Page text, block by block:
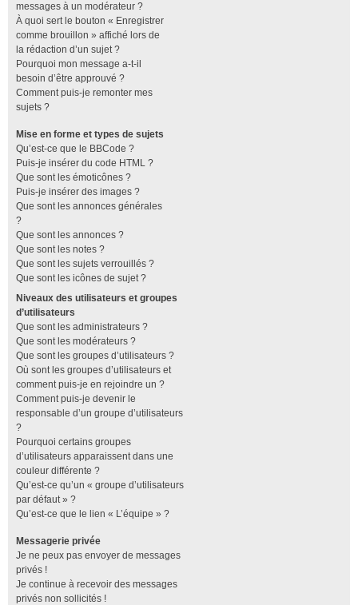
messages à un modérateur ?
À quoi sert le bouton « Enregistrer
comme brouillon » affiché lors de
la rédaction d’un sujet ?
Pourquoi mon message a-t-il
besoin d’être approuvé ?
Comment puis-je remonter mes
sujets ?
Mise en forme et types de sujets
Qu’est-ce que le BBCode ?
Puis-je insérer du code HTML ?
Que sont les émoticônes ?
Puis-je insérer des images ?
Que sont les annonces générales
?
Que sont les annonces ?
Que sont les notes ?
Que sont les sujets verrouillés ?
Que sont les icônes de sujet ?
Niveaux des utilisateurs et groupes
d’utilisateurs
Que sont les administrateurs ?
Que sont les modérateurs ?
Que sont les groupes d’utilisateurs ?
Où sont les groupes d’utilisateurs et
comment puis-je en rejoindre un ?
Comment puis-je devenir le
responsable d’un groupe d’utilisateurs
?
Pourquoi certains groupes
d’utilisateurs apparaissent dans une
couleur différente ?
Qu’est-ce qu’un « groupe d’utilisateurs
par défaut » ?
Qu’est-ce que le lien « L’équipe » ?
Messagerie privée
Je ne peux pas envoyer de messages
privés !
Je continue à recevoir des messages
privés non sollicités !